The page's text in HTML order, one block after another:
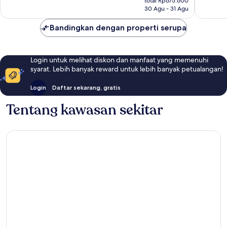
Rp614.182
30 Agu - 31 Agu
Bandingkan dengan properti serupa
Login untuk melihat diskon dan manfaat yang memenuhi
syarat. Lebih banyak reward untuk lebih banyak petualangan!
Login Daftar sekarang, gratis
Tentang kawasan sekitar